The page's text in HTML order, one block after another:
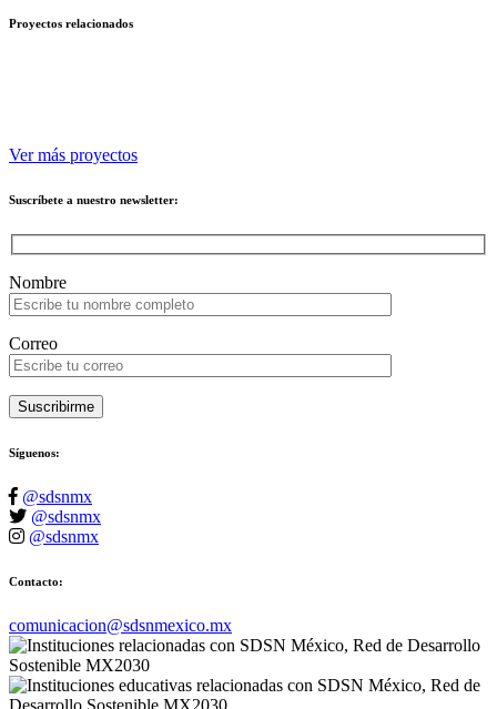
Proyectos relacionados
Ver más proyectos
Suscríbete a nuestro newsletter:
Please leave this field empty.
Nombre
Correo
Suscribirme
Síguenos:
@sdsnmx
@sdsnmx
@sdsnmx
Contacto:
comunicacion@sdsnmexico.mx